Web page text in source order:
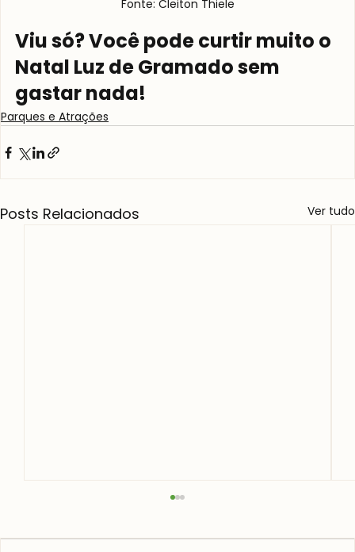
Fonte: Cleiton Thiele
Viu só? Você pode curtir muito o
Natal Luz de Gramado sem
gastar nada!
Parques e Atrações
Posts Relacionados Ver tudo